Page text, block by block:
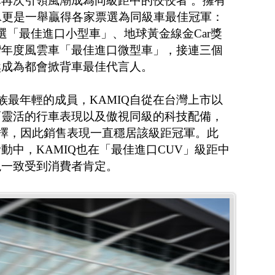
是一舉贏得各家票選為同級車最佳冠軍：
「最佳進口小型車」、地球黃金線金Car獎
度風雲車「最佳進口微型車」，接連三個
為都會掀背車最佳代言人。
最年輕的成員，KAMIQ自從在台灣上市以
活的行車表現以及傲視同級的科技配備，
，因此銷售表現一直穩居該級距冠軍。此
中，KAMIQ也在「最佳進口CUV」級距中
致受到消費者肯定。